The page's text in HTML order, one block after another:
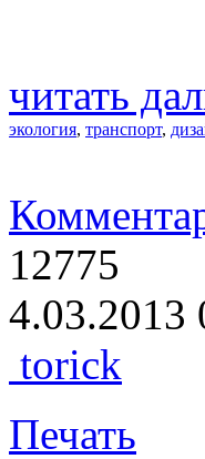
читать
экология, транспорт,
12775
4.03.2013
torick
Печать